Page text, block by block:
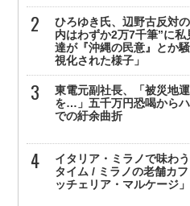
ひろゆき氏、辺野古反対
内はわずか2万7千筆”に私
達が『沖縄の民意』とか
視化された様子」
東電元副社長、「被災地
を…」五千万円恐喝から
での紆余曲折
イタリア・ミラノで味わ
タイム / ミラノの老舗カ
ッチェリア・マルケージ」